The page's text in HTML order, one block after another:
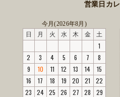
営業日カ
今月(2026年8月)
日
月 火 水 木 金 土
1
2
3 4 5 6 7
8
9
10 11 12 13 14
15
16
17 18 19 20 21
22
23
24 25 26 27 28
29